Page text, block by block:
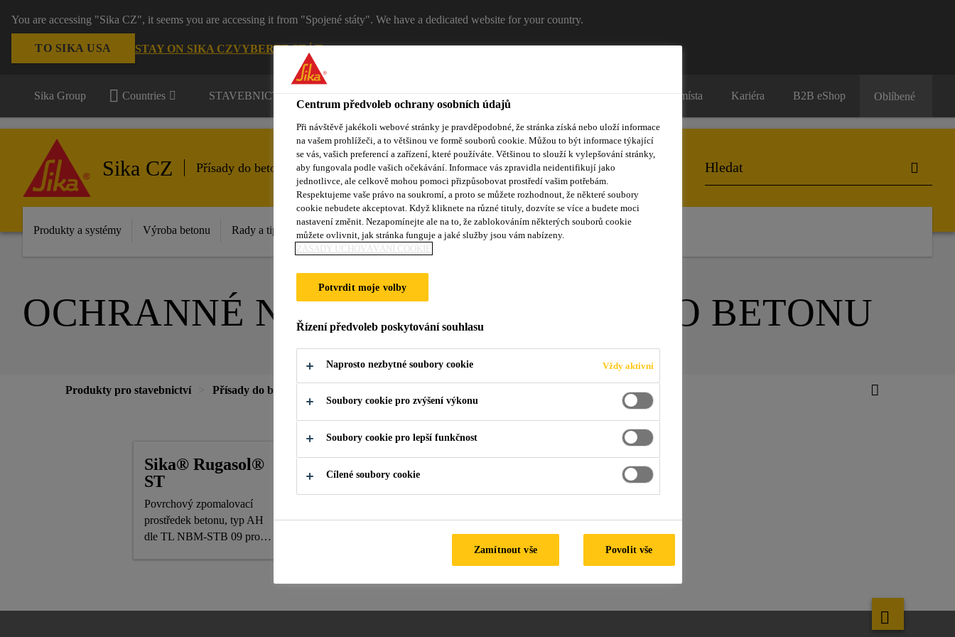
You are accessing "Sika CZ", it seems you are accessing it from "Spojené státy". We have a dedicated website for your country.
TO SIKA USA STAY ON SIKA CZVYBERTE STÁT
Sika Group Countries STAVEBNICTVÍ / PRŮMYSL Prodejní místa Kariéra B2B eShop Oblíbené
Sika CZ Přísady do betonu
Produkty a systémy Výroba betonu Rady a tipy Reference Dokumenty Kontakty
OCHRANNÉ NÁSTŘIKY ČERSTVÉHO BETONU
Produkty pro stavebnictví Přísady do betonu
Sika® Rugasol®
ST
Povrchový zpomalovací
prostředek betonu, typ AH
dle TL NBM-STB 09 pro
Centrum předvoleb ochrany osobních údajů
Při návštěvě jakékoli webové stránky je pravděpodobné, že stránka získá nebo uloží informace
na vašem prohlížeči, a to většinou ve formě souborů cookie. Můžou to být informace týkající
se vás, vašich preferencí a zařízení, které používáte. Většinou to slouží k vylepšování stránky,
aby fungovala podle vašich očekávání. Informace vás zpravidla neidentifikují jako
jednotlivce, ale celkově mohou pomoci přizpůsobovat prostředí vašim potřebám.
Respektujeme vaše právo na soukromí, a proto se můžete rozhodnout, že některé soubory
cookie nebudete akceptovat. Když kliknete na různé tituly, dozvíte se více a budete moci
nastavení změnit. Nezapomínejte ale na to, že zablokováním některých souborů cookie
můžete ovlivnit, jak stránka funguje a jaké služby jsou vám nabízeny.
ZÁSADY UCHOVÁVÁNÍ COOKIE
Potvrdit moje volby
Řízení předvoleb poskytování souhlasu
Naprosto nezbytné soubory cookie Vždy aktivní
Soubory cookie pro zvýšení výkonu
Soubory cookie pro lepší funkčnost
Cílené soubory cookie
Zamítnout vše Povolit vše